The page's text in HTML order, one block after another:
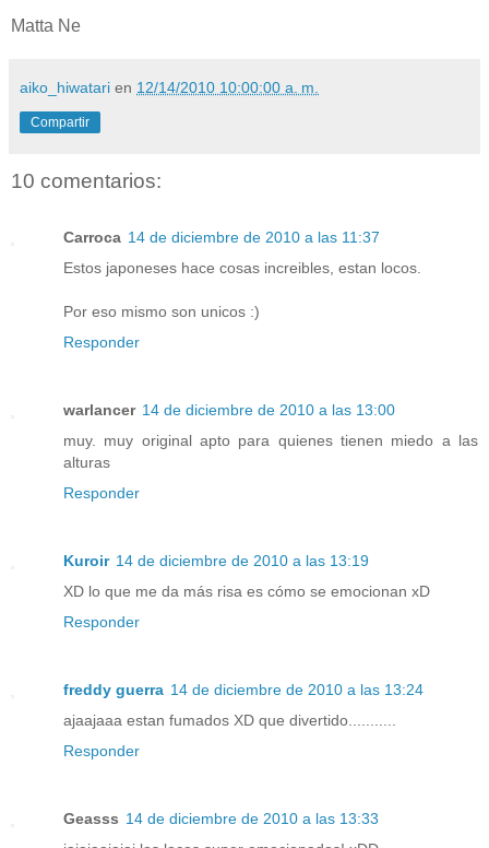
Matta Ne
aiko_hiwatari en 12/14/2010 10:00:00 a. m.
Compartir
10 comentarios:
Carroca 14 de diciembre de 2010 a las 11:37
Estos japoneses hace cosas increibles, estan locos.
Por eso mismo son unicos :)
Responder
warlancer 14 de diciembre de 2010 a las 13:00
muy. muy original apto para quienes tienen miedo a las
alturas
Responder
Kuroir 14 de diciembre de 2010 a las 13:19
XD lo que me da más risa es cómo se emocionan xD
Responder
freddy guerra 14 de diciembre de 2010 a las 13:24
ajaajaaa estan fumados XD que divertido...........
Responder
Geasss 14 de diciembre de 2010 a las 13:33